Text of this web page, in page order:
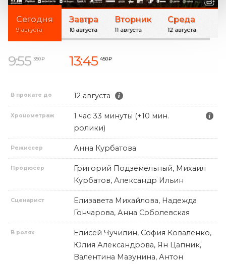
Сегодня
9 августа
Завтра
10 августа
Вторник
11 августа
Среда
12 августа
9:55 350 ₽ 13:45 450 ₽
В прокате до 12 августа
Хронометраж
1 час 33 минуты (+10 мин.
ролики)
Режиссер Анна Курбатова
Продюсер
Григорий Подземельный, Михаил
Курбатов, Александр Ильин
Сценарист
Елизавета Михайлова, Надежда
Гончарова, Анна Соболевская
В ролях
Елисей Чучилин, София Коваленко,
Юлия Александрова, Ян Цапник,
Валентина Мазунина, Антон